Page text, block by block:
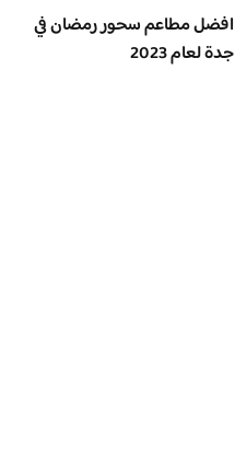
افضل مطاعم سحور رمضان في
جدة لعام 2023